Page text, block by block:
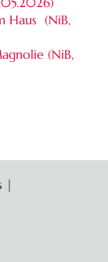
Haus (NiB,
(NiB,
|